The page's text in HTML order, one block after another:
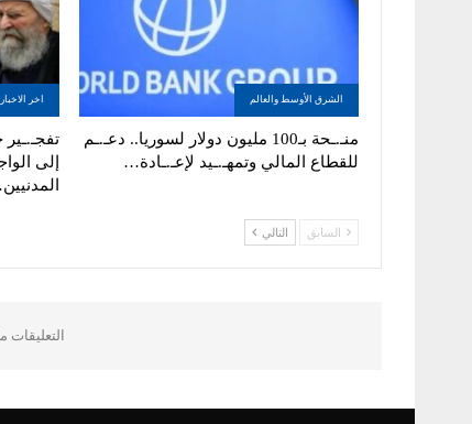
الشرق الأوسط والعالم
منـ.ـحة بـ100 مليون دولار لسوريا.. دعـ.ـم
للقطاع المالي وتمهـ.ـيد لإعـ.ـادة…
اخر الاخبار
تفجـ.ـير
إلى
السابق التالي
التعليقات